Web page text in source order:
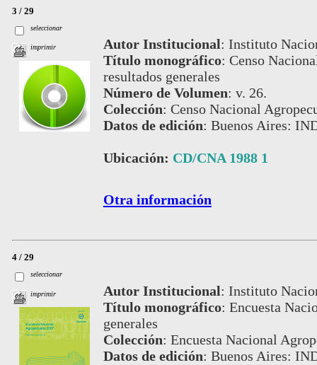
3 / 29
seleccionar
imprimir Autor Institucional: Instituto
Título monográfico: Censo
resultados generales
Número de Volumen: v. 26.
Colección: Censo Nacional
Datos de edición: Buenos Aires:
Ubicación: CD/CNA 1988 1
Otra información
4 / 29
seleccionar
imprimir Autor Institucional: Instituto
Título monográfico: Encuesta
generales
Colección: Encuesta Nacional
Datos de edición: Buenos Aires: